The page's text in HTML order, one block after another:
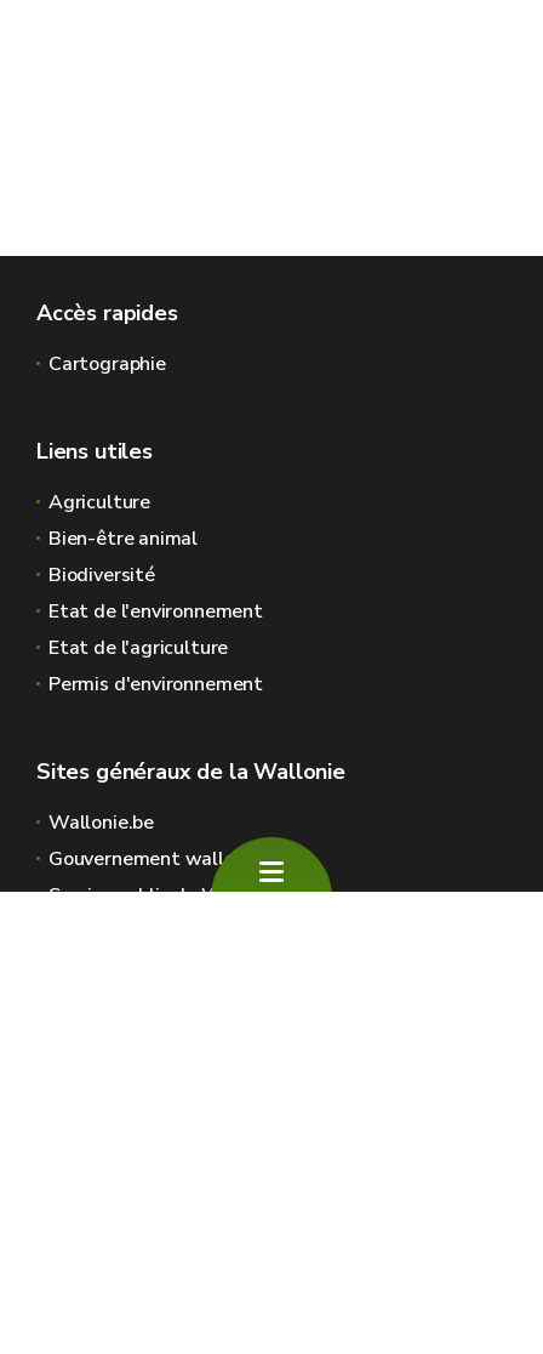
Accès rapides
Cartographie
Liens utiles
Agriculture
Bien-être animal
Biodiversité
Etat de l'environnement
Etat de l'agriculture
Permis d'environnement
Sites généraux de la Wallonie
Wallonie.be
Gouvernement wallon
Service public de Wallonie